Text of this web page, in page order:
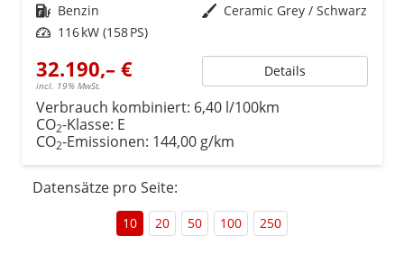
Kraftstoff Benzin Außenfarbe Ceramic Grey / Schwarz
Leistung 116 kW (158 PS)
32.190,– €
incl. 19% MwSt.
Details
Verbrauch kombiniert: 6,40 l/100km
CO2-Klasse: E
CO2-Emissionen: 144,00 g/km
Datensätze pro Seite:
10 20 50 100 250